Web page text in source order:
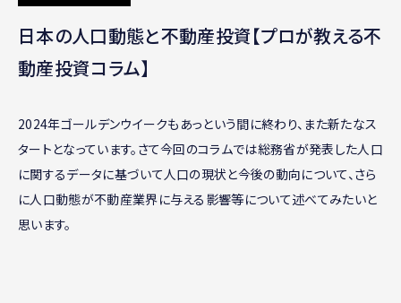
日本の人口動態と不動産投資【プロが教える不
動産投資コラム】
2024年ゴールデンウイークもあっという間に終わり、また新たなス
タートとなっています。さて今回のコラムでは総務省が発表した人口
に関するデータに基づいて人口の現状と今後の動向について、さら
に人口動態が不動産業界に与える影響等について述べてみたいと
思います。